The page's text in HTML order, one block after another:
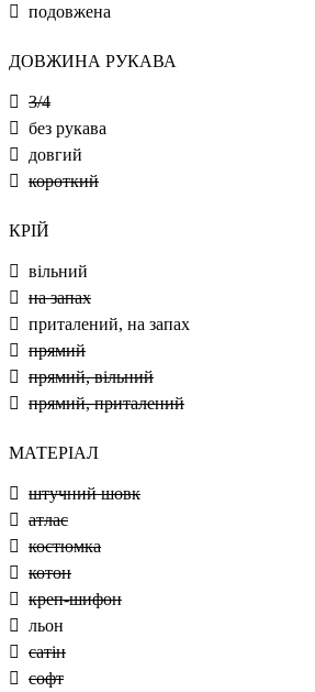
подовжена
ДОВЖИНА РУКАВА
3/4
без рукава
довгий
короткий
КРІЙ
вільний
на запах
приталений, на запах
прямий
прямий, вільний
прямий, приталений
МАТЕРІАЛ
штучний шовк
атлас
костюмка
котон
креп-шифон
льон
сатін
софт